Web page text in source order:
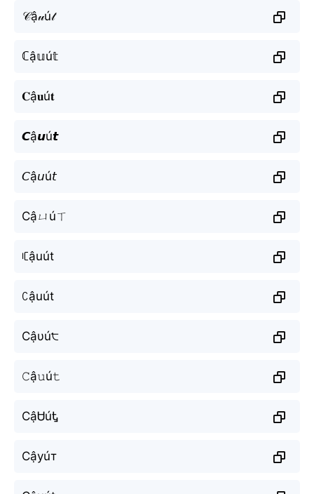
𝒞ậ𝓊ú𝓉
ℂậ𝕦ú𝕥
𝐂ậ𝐮ú𝐭
𝘾ậ𝙪ú𝙩
𝘊ậ𝘶ú𝘵
Cậㄩúㄒ
ꏸậuút
ꉔậuút
Cậυú੮
𝙲ậ𝚞ú𝚝
CậᏌúᎿ
Сậуúт